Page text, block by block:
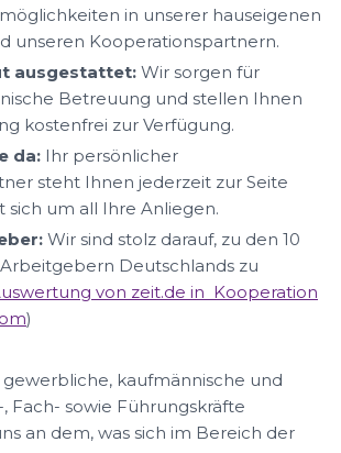
in unserer hauseigenen
unseren Kooperationspartnern.
ausgestattet: Wir sorgen für
Betreuung und stellen Ihnen
kostenfrei zur Verfügung.
da: Ihr persönlicher
steht Ihnen jederzeit zur Seite
um all Ihre Anliegen.
Wir sind stolz darauf, zu den 10
Deutschlands zu
von zeit.de in Kooperation
)
gewerbliche, kaufmännische und
Fach- sowie Führungskräfte
an dem, was sich im Bereich der